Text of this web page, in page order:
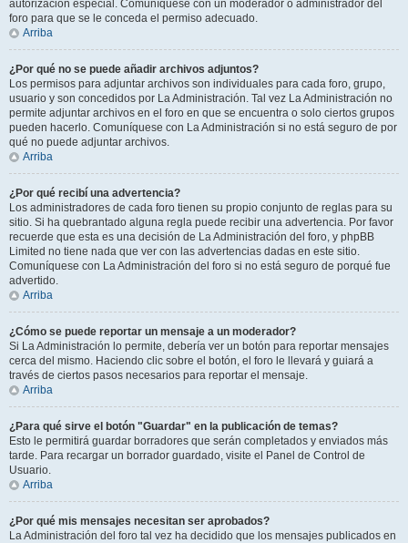
autorización especial. Comuníquese con un moderador o administrador del
foro para que se le conceda el permiso adecuado.
Arriba
¿Por qué no se puede añadir archivos adjuntos?
Los permisos para adjuntar archivos son individuales para cada foro, grupo,
usuario y son concedidos por La Administración. Tal vez La Administración no
permite adjuntar archivos en el foro en que se encuentra o solo ciertos grupos
pueden hacerlo. Comuníquese con La Administración si no está seguro de por
qué no puede adjuntar archivos.
Arriba
¿Por qué recibí una advertencia?
Los administradores de cada foro tienen su propio conjunto de reglas para su
sitio. Si ha quebrantado alguna regla puede recibir una advertencia. Por favor
recuerde que esta es una decisión de La Administración del foro, y phpBB
Limited no tiene nada que ver con las advertencias dadas en este sitio.
Comuníquese con La Administración del foro si no está seguro de porqué fue
advertido.
Arriba
¿Cómo se puede reportar un mensaje a un moderador?
Si La Administración lo permite, debería ver un botón para reportar mensajes
cerca del mismo. Haciendo clic sobre el botón, el foro le llevará y guiará a
través de ciertos pasos necesarios para reportar el mensaje.
Arriba
¿Para qué sirve el botón "Guardar" en la publicación de temas?
Esto le permitirá guardar borradores que serán completados y enviados más
tarde. Para recargar un borrador guardado, visite el Panel de Control de
Usuario.
Arriba
¿Por qué mis mensajes necesitan ser aprobados?
La Administración del foro tal vez ha decidido que los mensajes publicados en